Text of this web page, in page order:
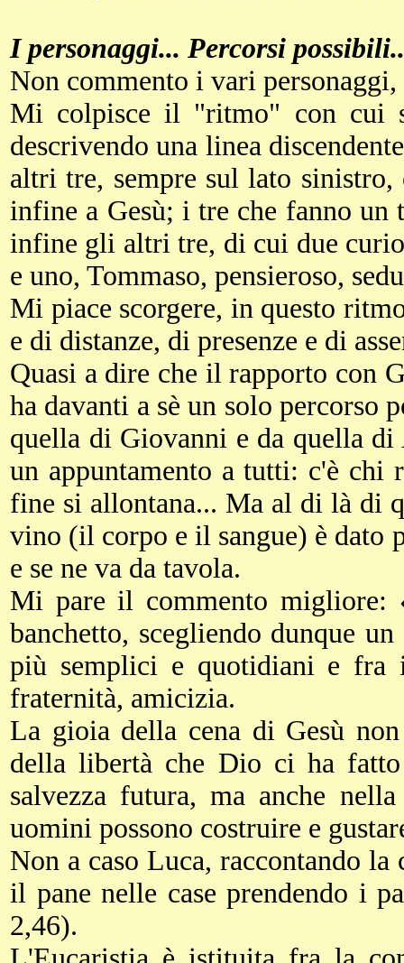
I personaggi... Percorsi
Non commento i vari
Mi colpisce il "ritmo" con cui
descrivendo una linea
altri tre, sempre sul lato
infine a Gesù; i tre che fanno un
infine gli altri tre, di cui due
e uno, Tommaso, pensieroso,
Mi piace scorgere, in questo
e di distanze, di presenze e di
Quasi a dire che il rapporto con
ha davanti a sè un solo percorso
quella di Giovanni e da quella di
un appuntamento a tutti: c'è chi
fine si allontana... Ma al di là di
vino (il corpo e il sangue) è dato
e se ne va da tavola.
Mi pare il commento migliore:
banchetto, scegliendo dunque
più semplici e quotidiani e
fraternità, amicizia.
La gioia della cena di Gesù
della libertà che Dio ci ha fatto
salvezza futura, ma anche
uomini possono costruire e
Non a caso Luca, raccontando
il pane nelle case prendendo i
2,46).